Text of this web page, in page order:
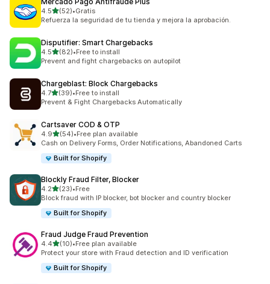
4.55つ星中
(52)
合計レビュー数：52件
•Gratis
Refuerza la seguridad de tu tienda y mejora la aprobación.
Disputifier: Smart Chargebacks
4.55つ星中
(82)
合計レビュー数：82件
•Free to install
Prevent and fight chargebacks on autopilot
Chargeblast: Block Chargebacks
4.75つ星中
(39)
合計レビュー数：39件
•Free to install
Prevent & Fight Chargebacks Automatically
Cartsaver COD & OTP
4.95つ星中
(54)
合計レビュー数：54件
•Free plan available
Cash on Delivery Forms, Order Notifications, Abandoned Carts
Built for Shopify
Blockly Fraud Filter, Blocker
4.25つ星中
(23)
合計レビュー数：23件
•Free
Block fraud with IP blocker, bot blocker and country blocker
Built for Shopify
Fraud Judge Fraud Prevention
4.45つ星中
(10)
合計レビュー数：10件
•Free plan available
Protect your store with Fraud detection and ID verification
Built for Shopify